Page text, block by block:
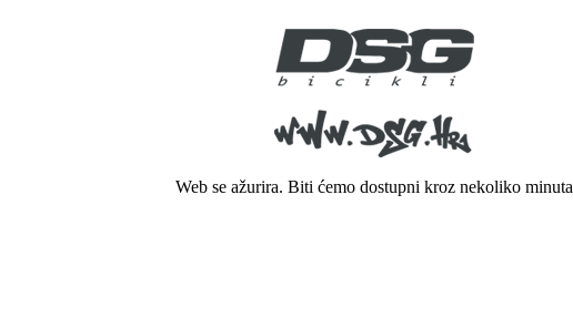
Web se ažurira. Biti ćemo dostupni kroz nekoliko minuta